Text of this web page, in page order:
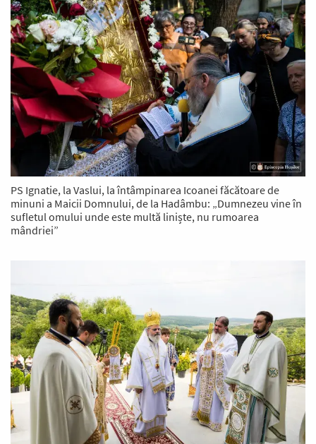
PS Ignatie, la Vaslui, la întâmpinarea Icoanei făcătoare de
minuni a Maicii Domnului, de la Hadâmbu: „Dumnezeu vine în
sufletul omului unde este multă liniște, nu rumoarea
mândriei”